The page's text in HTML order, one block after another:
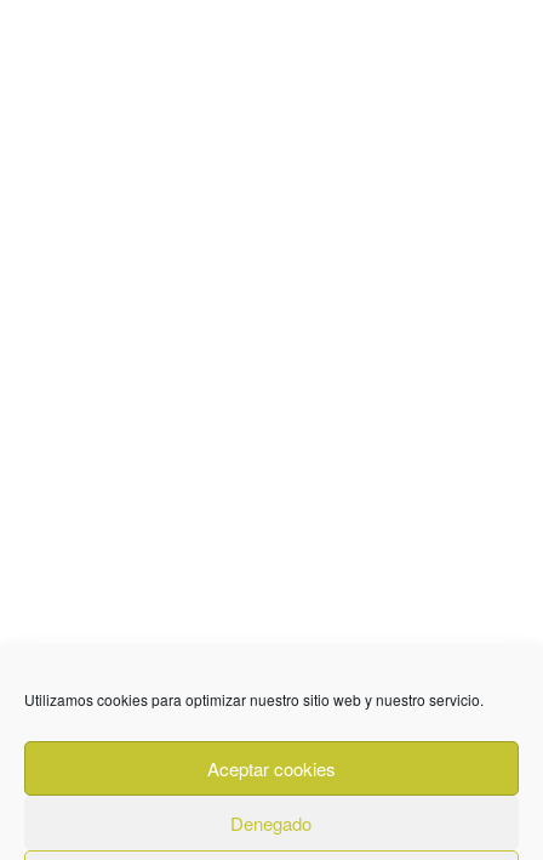
Utilizamos cookies para optimizar nuestro sitio web y nuestro servicio.
Aceptar cookies
Denegado
636 01 61 85
Fuente Palmera
info @ fuentepalmerainformacion.es
Privacidad Aviso legal
Cookies
Quiénes Somos
Contacto